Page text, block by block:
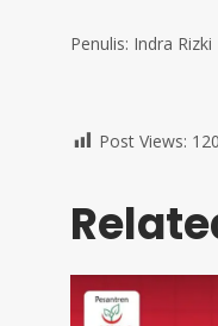
Penulis: Indra Rizki
Post Views: 120